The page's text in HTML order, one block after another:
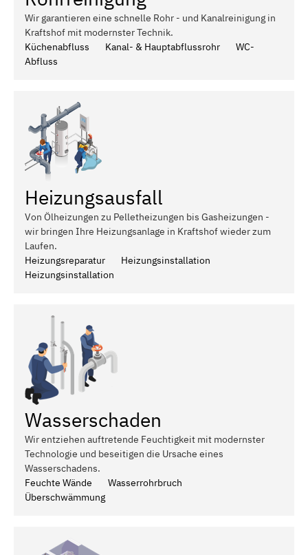
Wir garantieren eine schnelle Rohr - und Kanalreinigung in
Kraftshof mit modernster Technik.
Küchenabfluss
Kanal- & Hauptabflussrohr
WC-
Abfluss
Heizungsausfall
Von Ölheizungen zu Pelletheizungen bis Gasheizungen -
wir bringen Ihre Heizungsanlage in Kraftshof wieder zum
Laufen.
Heizungsreparatur
Heizungsinstallation
Heizungsinstallation
Wasserschaden
Wir entziehen auftretende Feuchtigkeit mit modernster
Technologie und beseitigen die Ursache eines
Wasserschadens.
Feuchte Wände
Wasserrohrbruch
Überschwämmung